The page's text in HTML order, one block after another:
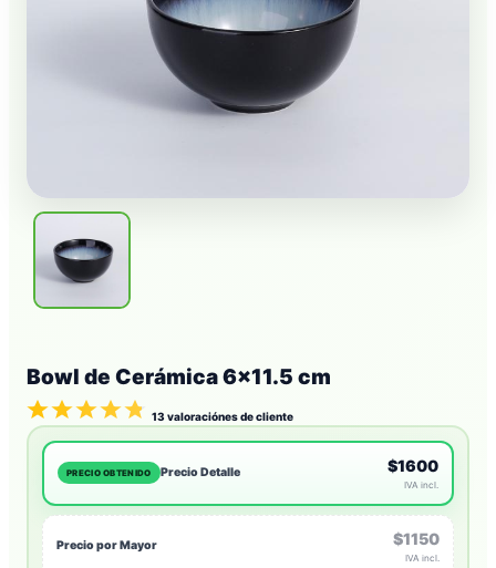
Bowl de Cerámica 6×11.5 cm
13 valoraciónes de cliente
PRECIO OBTENIDO Precio Detalle $1600
IVA incl.
Precio por Mayor $1150
IVA incl.